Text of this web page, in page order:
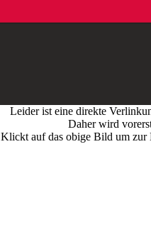
Leider ist eine direkte
Daher wird
Klickt auf das obige Bild um zur